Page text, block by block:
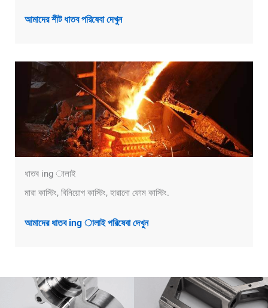
আমাদের শীট ধাতব পরিষেবা দেখুন
ধাতব ing ালাই
মারা কাস্টিং, বিনিয়োগ কাস্টিং, হারানো ফোম কাস্টিং.
আমাদের ধাতব ing ালাই পরিষেবা দেখুন